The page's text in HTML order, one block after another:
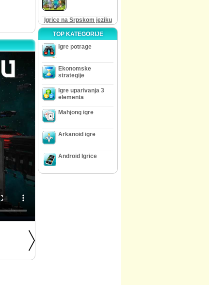
Igrice na Srpskom jeziku
TOP KATEGORIJE
Igre potrage
Ekonomske
strategije
Igre uparivanja 3
elementa
Mahjong igre
Arkanoid igre
Android Igrice